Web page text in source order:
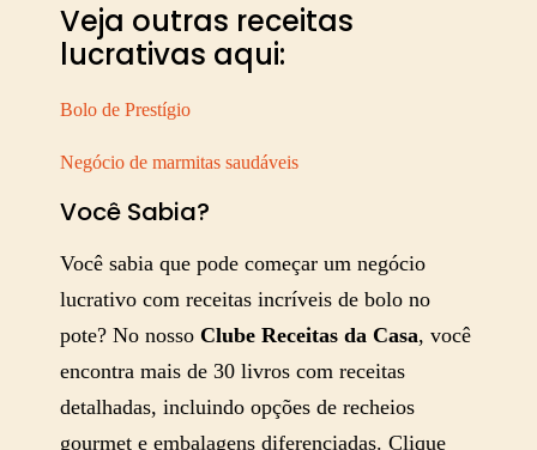
Veja outras receitas
lucrativas aqui:
Bolo de Prestígio
Negócio de marmitas saudáveis
Você Sabia?
Você sabia que pode começar um negócio
lucrativo com receitas incríveis de bolo no
pote? No nosso Clube Receitas da Casa, você
encontra mais de 30 livros com receitas
detalhadas, incluindo opções de recheios
gourmet e embalagens diferenciadas. Clique